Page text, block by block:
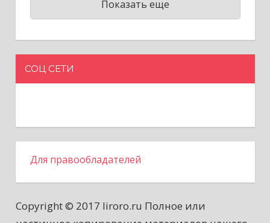
Показать еще
СОЦ СЕТИ
Для правообладателей
Copyright © 2017 liroro.ru Полное или